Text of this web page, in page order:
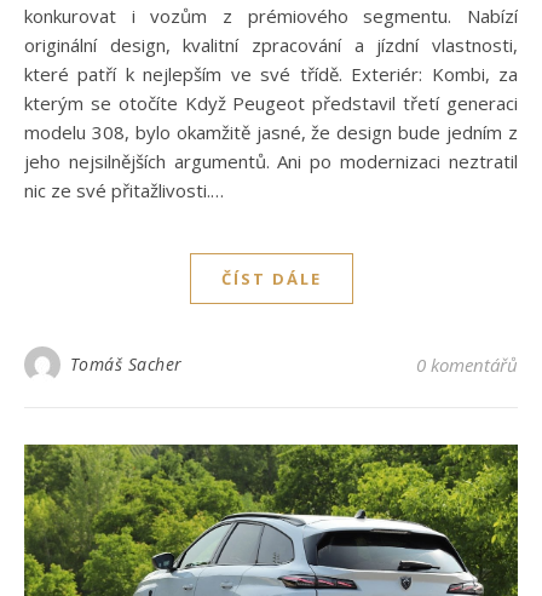
konkurovat i vozům z prémiového segmentu. Nabízí
originální design, kvalitní zpracování a jízdní vlastnosti,
které patří k nejlepším ve své třídě. Exteriér: Kombi, za
kterým se otočíte Když Peugeot představil třetí generaci
modelu 308, bylo okamžitě jasné, že design bude jedním z
jeho nejsilnějších argumentů. Ani po modernizaci neztratil
nic ze své přitažlivosti.…
ČÍST DÁLE
Tomáš Sacher 0 komentářů